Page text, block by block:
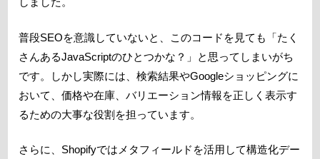
普段SEOを意識していないと、このコードを見ても「たく
さんあるJavaScriptのひとつかな？」と思ってしまいがち
です。しかし実際には、検索結果やGoogleショッピングに
おいて、価格や在庫、バリエーション情報を正しく表示す
るための大事な役割を担っています。
さらに、Shopifyではメタフィールドを活用して構造化デー